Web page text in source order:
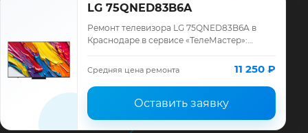
LG 75QNED83B6A
Ремонт телевизора LG 75QNED83B6A в
Краснодаре в сервисе «ТелеМастер»:
запчасти и гарантия до 12 месяцев.
Средняя цена ремонта 11 250 ₽
Оставить заявку